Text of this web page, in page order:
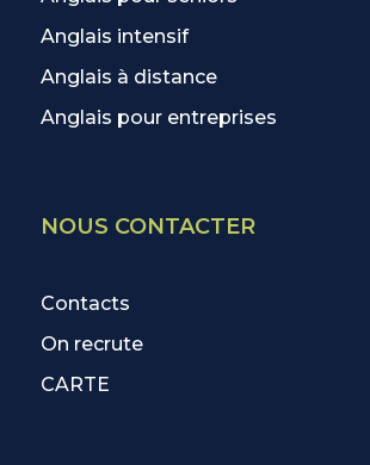
Anglais intensif
Anglais à distance
Anglais pour entreprises
NOUS CONTACTER
Contacts
On recrute
CARTE